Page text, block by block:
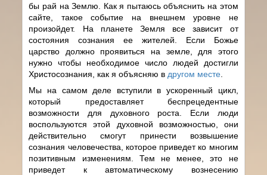
бы рай на Землю. Как я пытаюсь объяснить на этом
сайте, такое событие на внешнем уровне не
произойдет. На планете Земля все зависит от
состояния сознания ее жителей. Если Божье
царство должно проявиться на земле, для этого
нужно чтобы необходимое число людей достигли
Христосознания, как я объясняю в другом месте
Мы на самом деле вступили в ускоренный цикл,
который предоставляет беспрецедентные
возможности для духовного роста. Если люди
воспользуются этой духовной возможностью, они
действительно смогут принести возвышение
сознания человечества, которое приведет ко многим
позитивным изменениям. Тем не менее, это не
приведет к автоматическому вознесению